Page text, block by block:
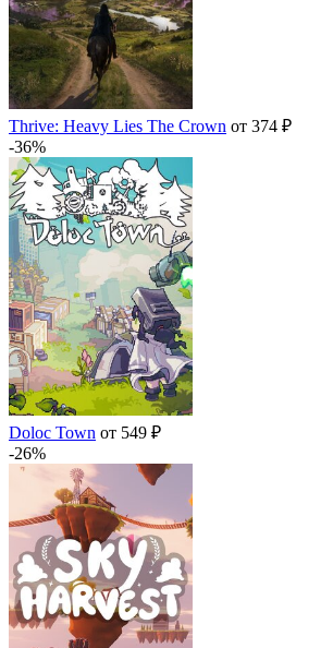
Thrive: Heavy Lies The Crown от 374 ₽
-36%
Doloc Town от 549 ₽
-26%